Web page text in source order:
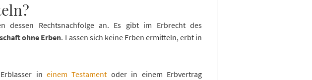
dessen Rechtsnachfolge an. Es gibt im Erbrecht des
ohne Erben. Lassen sich keine Erben ermitteln, erbt in
in einem Testament oder in einem Erbvertrag